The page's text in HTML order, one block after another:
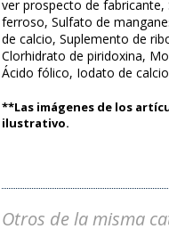
ver prospecto de fabricante,
ferroso, Sulfato de
de calcio, Suplemento de
Clorhidrato de piridoxina,
Ácido fólico, Iodato de
**Las imágenes de los
ilustrativo.
Otros de la misma